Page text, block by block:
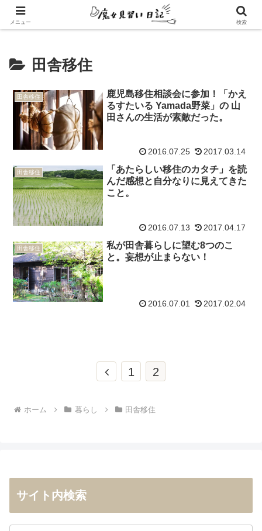
エンパスさんのための心地よい暮らし方
田舎移住
田舎移住
鹿児島移住相談会に参加！「かえ
るすたいる Yamada野菜」の 山
田さんの生活が素敵だった。
2016.07.25 2017.03.14
田舎移住
「あたらしい移住のカタチ」を読
んだ感想と自分なりに見えてきた
こと。
2016.07.13 2017.04.17
田舎移住
私が田舎暮らしに望む8つのこ
と。妄想が止まらない！
2016.07.01 2017.02.04
前
1 2
ホーム 暮らし 田舎移住
サイト内検索
メニュー 検索